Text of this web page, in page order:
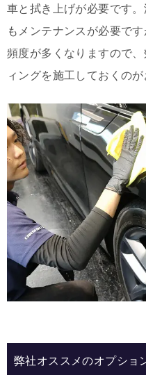
車と拭き上げが必要です
もメンテナンスが必要で
頻度が多くなりますので
ィングを施工しておくのが
弊社オススメのオプショ